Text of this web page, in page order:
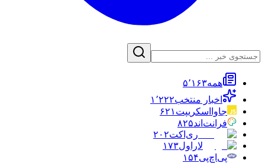
همه۵٬۱۶۳
اخبار منتخب۱٬۲۲۲
جاوااسکریپت ۶۲۱
فرانت‌اند۸۲۵
ری‌اکت۲۰۲
لاراول۱۷۳
پی‌اچ‌پی۱۵۴